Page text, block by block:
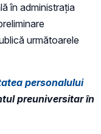
în administraţia
următoarele
personalului
preuniversitar în